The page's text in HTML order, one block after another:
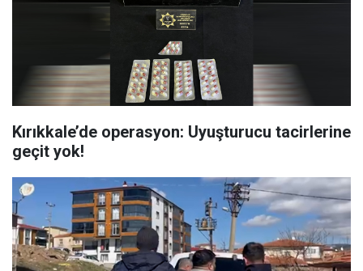
Kırıkkale’de operasyon: Uyuşturucu tacirlerine
geçit yok!